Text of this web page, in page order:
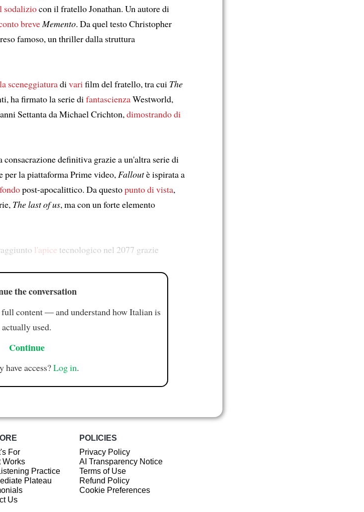
sodaliziocon il fratello Jonathan. Un autore di
breve Memento. Da quel testo Christopher
famoso, un thriller dalla struttura
sceneggiaturadi vari film del fratello, tra cui The
ha firmato la serie di fantascienzaWestworld,
Settanta da Michael Crichton, dimostrando di
consacrazione definitiva grazie a un'altra serie di
per la piattaforma Prime video, Falloutè ispirata a
post-apocalittico. Da questopunto di vista,
The last of us, ma con un forte elemento
l'apice tecnologico nel 2077 grazie
the conversation
content — and understand how Italian is
actually used.
Continue
have access?Log in.
For
Works
Practice
Plateau
Us
POLICIES
Privacy Policy
AI Transparency Notice
Terms of Use
Refund Policy
Cookie Preferences